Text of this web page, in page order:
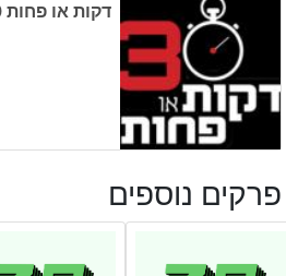
דקות או פחות ‎30
פרקים נוספים